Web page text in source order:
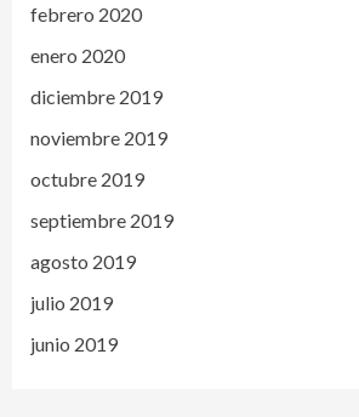
febrero 2020
enero 2020
diciembre 2019
noviembre 2019
octubre 2019
septiembre 2019
agosto 2019
julio 2019
junio 2019